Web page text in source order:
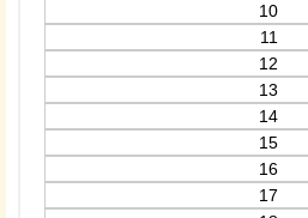
10
11
12
13
14
15
16
17